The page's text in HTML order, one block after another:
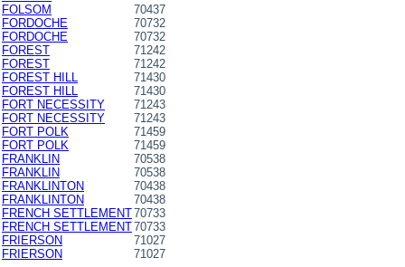
FOLSOM
70437
FORDOCHE
70732
FORDOCHE
70732
FOREST
71242
FOREST
71242
FOREST HILL
71430
FOREST HILL
71430
FORT NECESSITY
71243
FORT NECESSITY
71243
FORT POLK
71459
FORT POLK
71459
FRANKLIN
70538
FRANKLIN
70538
FRANKLINTON
70438
FRANKLINTON
70438
FRENCH SETTLEMENT70733
FRENCH SETTLEMENT70733
FRIERSON
71027
FRIERSON
71027